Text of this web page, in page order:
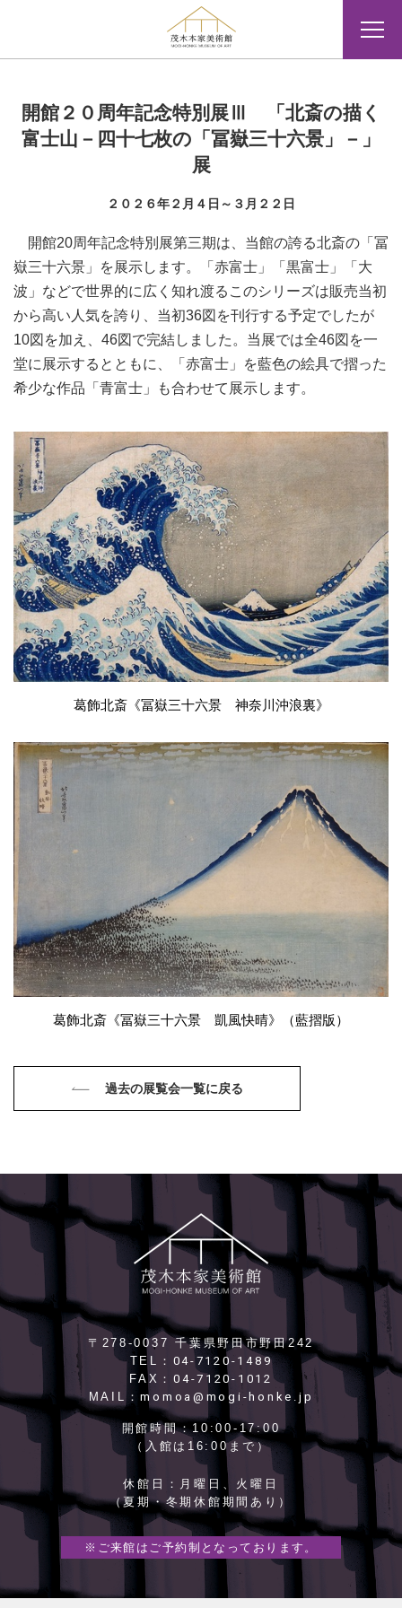
開館２０周年記念特別展Ⅲ 「北斎の描く
富士山－四十七枚の「冨嶽三十六景」－」
展
２０２６年２月４日～３月２２日
開館20周年記念特別展第三期は、当館の誇る北斎の「冨
嶽三十六景」を展示します。「赤富士」「黒富士」「大
波」などで世界的に広く知れ渡るこのシリーズは販売当初
から高い人気を誇り、当初36図を刊行する予定でしたが
10図を加え、46図で完結しました。当展では全46図を一
堂に展示するとともに、「赤富士」を藍色の絵具で摺った
希少な作品「青富士」も合わせて展示します。
葛飾北斎《冨嶽三十六景 神奈川沖浪裏》
葛飾北斎《冨嶽三十六景 凱風快晴》（藍摺版）
過去の展覧会一覧に戻る
〒278-0037 千葉県野田市野田242
TEL： 04-7120-1489
FAX：04-7120-1012
MAIL：momoa@mogi-honke.jp
開館時間： 10:00-17:00
（入館は16:00まで）
休館日： 月曜日、火曜日
（夏期・冬期休館期間あり）
※ご来館はご予約制となっております。